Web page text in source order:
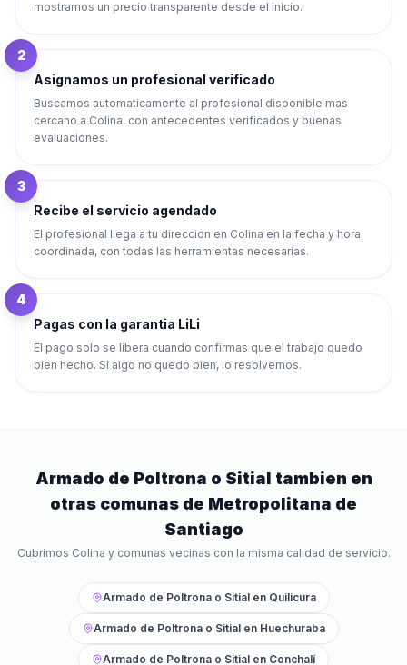
mostramos un precio transparente desde el inicio.
2
Asignamos un profesional verificado
Buscamos automaticamente al profesional disponible mas
cercano a Colina, con antecedentes verificados y buenas
evaluaciones.
3
Recibe el servicio agendado
El profesional llega a tu direccion en Colina en la fecha y hora
coordinada, con todas las herramientas necesarias.
4
Pagas con la garantia LiLi
El pago solo se libera cuando confirmas que el trabajo quedo
bien hecho. Si algo no quedo bien, lo resolvemos.
Armado de Poltrona o Sitial tambien en
otras comunas de Metropolitana de
Santiago
Cubrimos Colina y comunas vecinas con la misma calidad de servicio.
Armado de Poltrona o Sitialen Quilicura
Armado de Poltrona o Sitialen Huechuraba
Armado de Poltrona o Sitial en Conchalí